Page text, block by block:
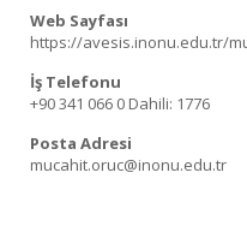
Web Sayfası
https://avesis.inonu.edu.tr/
İş Telefonu
+90 341 066 0 Dahili: 1776
Posta Adresi
mucahit.oruc@inonu.edu.tr